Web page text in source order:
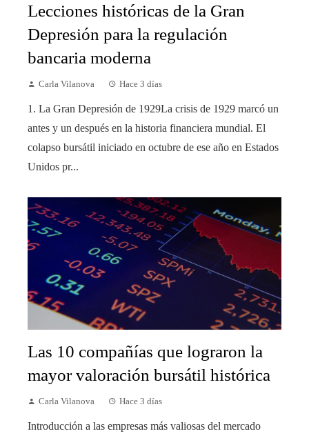
Lecciones históricas de la Gran
Depresión para la regulación
bancaria moderna
Carla Vilanova Hace 3 días
1. La Gran Depresión de 1929La crisis de 1929 marcó un
antes y un después en la historia financiera mundial. El
colapso bursátil iniciado en octubre de ese año en Estados
Unidos pr...
Las 10 compañías que lograron la
mayor valoración bursátil histórica
Carla Vilanova Hace 3 días
Introducción a las empresas más valiosas del mercado